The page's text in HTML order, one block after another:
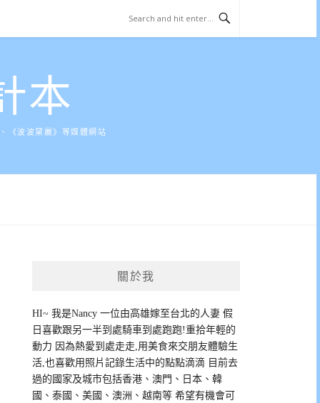
本
《波波黛麗》等媒體網站
關於我
HI~ 我是Nancy 一位由高雄嫁至台北的人妻 假
日喜歡跟另一半到處騎車到處跑跑!重拾年輕的
動力 因為熱愛到處走走,用美食來交朋友體驗生
活,也喜歡用照片記錄生活中的點點滴滴 目前去
過的國家及城市包括香港、澳門、日本、韓
國、泰國、美國、澳洲、越南等 希望有機會可